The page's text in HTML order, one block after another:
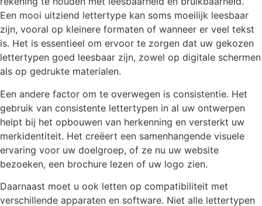
Een mooi uitziend lettertype kan soms moeilijk leesbaar
zijn, vooral op kleinere formaten of wanneer er veel tekst
is. Het is essentieel om ervoor te zorgen dat uw gekozen
lettertypen goed leesbaar zijn, zowel op digitale schermen
als op gedrukte materialen.
Een andere factor om te overwegen is consistentie. Het
gebruik van consistente lettertypen in al uw ontwerpen
helpt bij het opbouwen van herkenning en versterkt uw
merkidentiteit. Het creëert een samenhangende visuele
ervaring voor uw doelgroep, of ze nu uw website
bezoeken, een brochure lezen of uw logo zien.
Daarnaast moet u ook letten op compatibiliteit met
verschillende apparaten en software. Niet alle lettertypen